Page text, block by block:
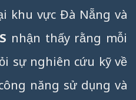
khu vực Đà Nẵng và
nhận thấy rằng mỗi
sự nghiên cứu kỹ về
năng sử dụng và